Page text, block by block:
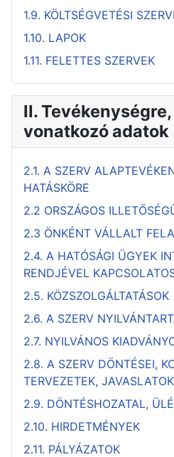
1.9. KÖLTSÉGVETÉSI
1.10. LAPOK
1.11. FELETTES SZERVEK
II.
vonatkozó adatok
2.1. A SZERV
HATÁSKÖRE
2.2 ORSZÁGOS
2.3 ÖNKÉNT VÁLLALT
2.4. A HATÓSÁGI ÜGYEK
RENDJÉVEL
2.5. KÖZSZOLGÁLTATÁSOK
2.6. A SZERV
2.7. NYILVÁNOS
2.8. A SZERV DÖNTÉSEI,
TERVEZETEK, JAVASLATOK
2.9. DÖNTÉSHOZATAL,
2.10. HIRDETMÉNYEK
2.11. PÁLYÁZATOK